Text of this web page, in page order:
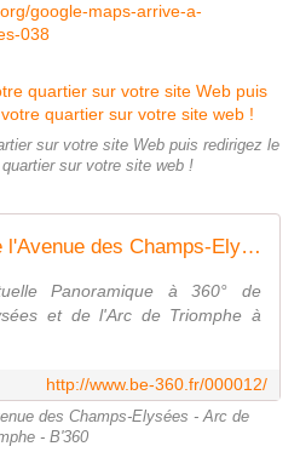
google-maps-arrive-a-
038
sur votre site Web puis redirigez le
sur votre site web !
Visite Virtuelle 360° de l'Avenue des Champs-Elysées - Arc de Triomphe - B'360
Panoramique à 360° de
et de l'Arc de Triomphe à
http://www.be-360.fr/000012/
des Champs-Elysées - Arc de
- B'360